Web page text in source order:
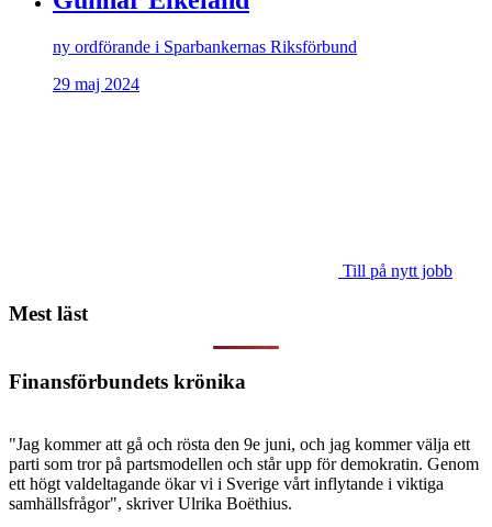
ny ordförande i Sparbankernas Riksförbund
29 maj 2024
Till på nytt jobb
Mest läst
Finansförbundets krönika
"Jag kommer att gå och rösta den 9e juni, och jag kommer välja ett
parti som tror på partsmodellen och står upp för demokratin. Genom
ett högt valdeltagande ökar vi i Sverige vårt inflytande i viktiga
samhällsfrågor", skriver Ulrika Boëthius.